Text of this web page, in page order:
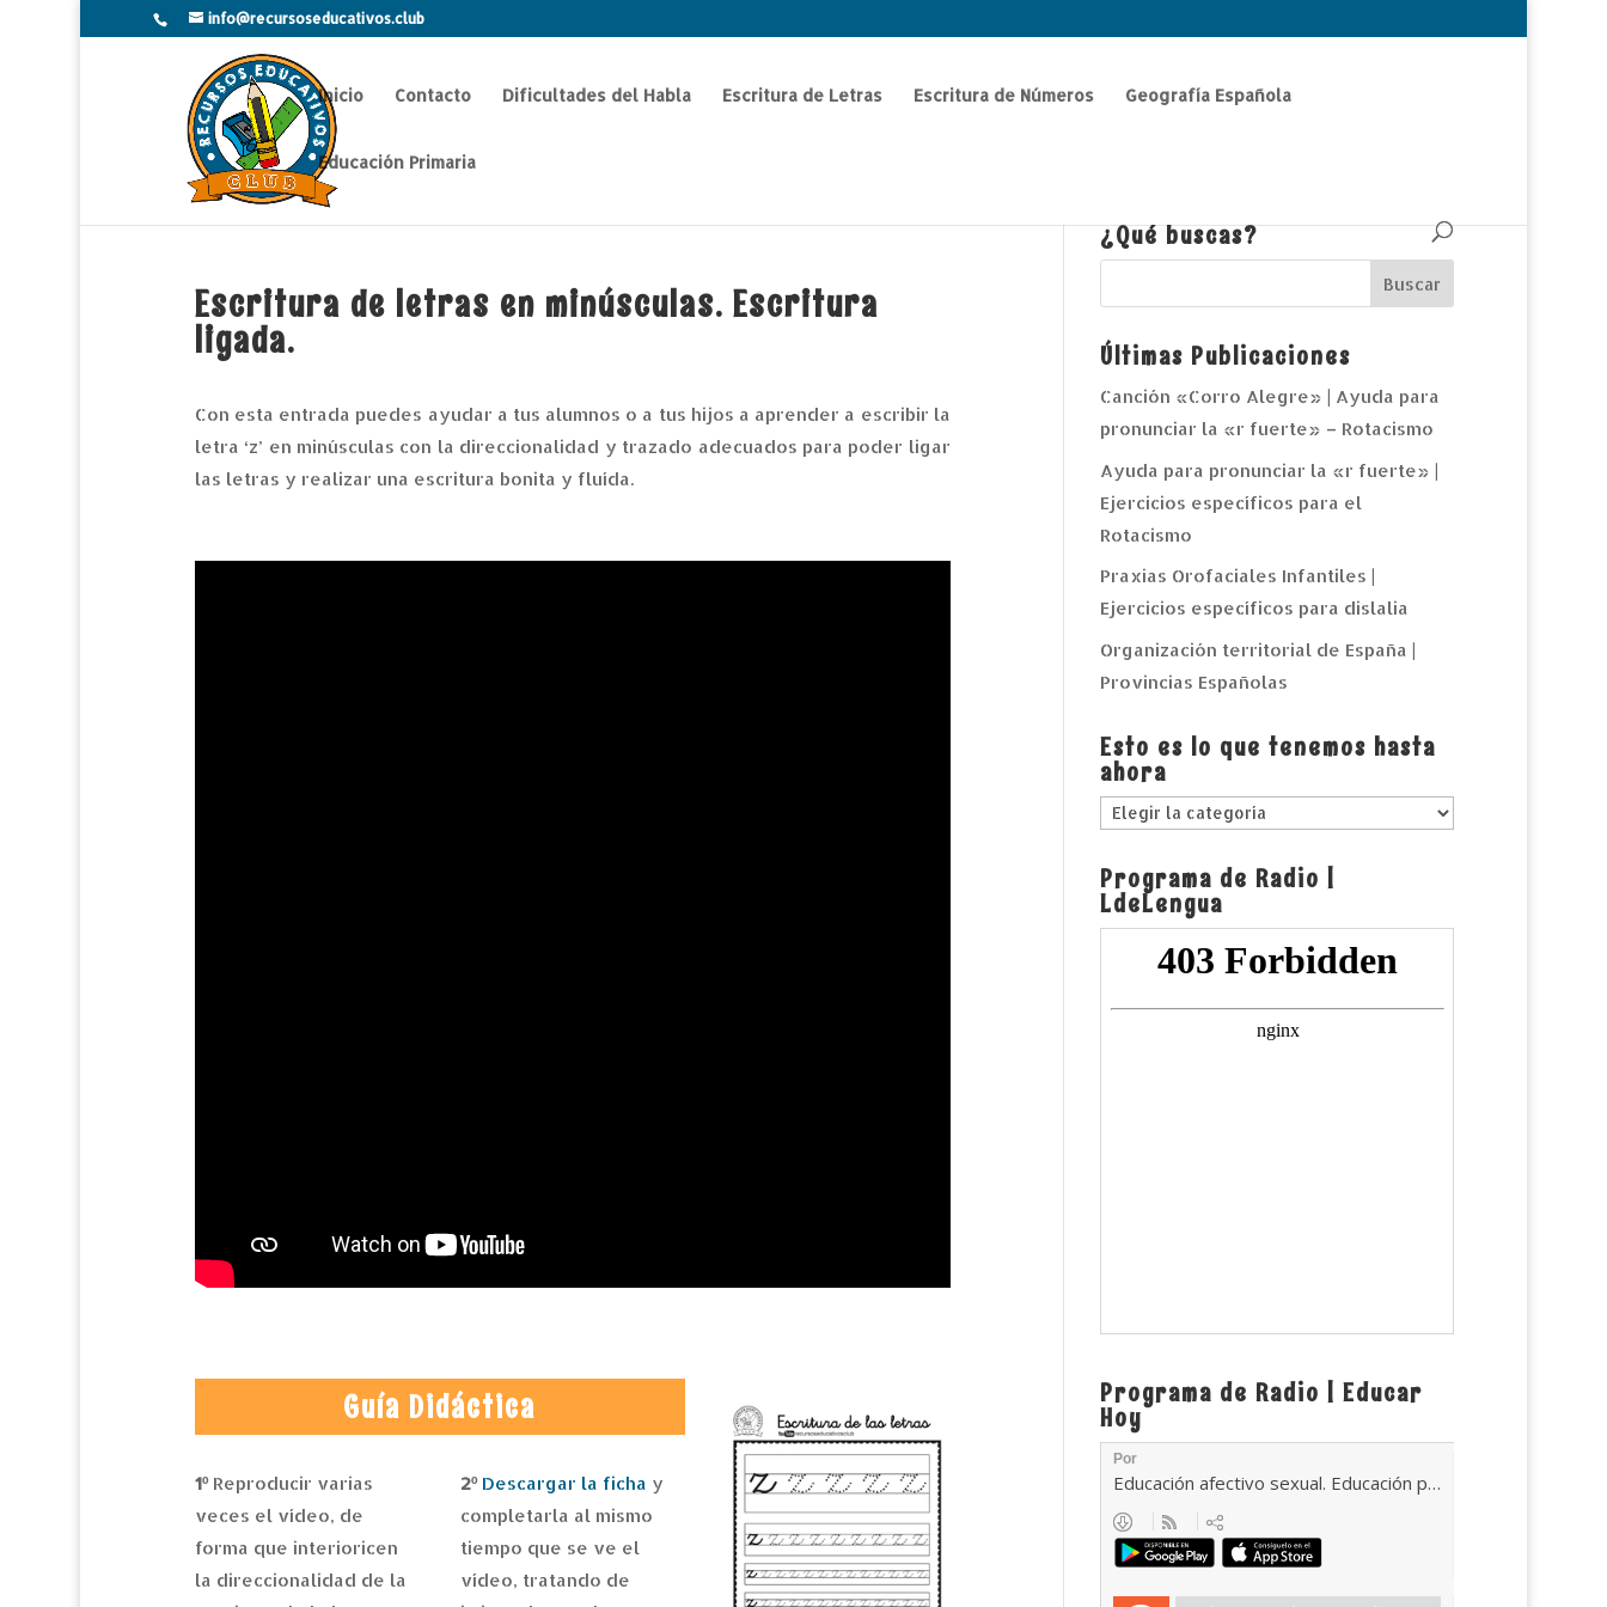
info@recursoseducativos.club
Inicio Contacto Dificultades del Habla Escritura de Letras Escritura de Números Geografía Española
Educación Primaria
Escritura de letras en minúsculas. Escritura
ligada.
Con esta entrada puedes ayudar a tus alumnos o a tus hijos a aprender a escribir la
letra ‘z’ en minúsculas con la direccionalidad y trazado adecuados para poder ligar
las letras y realizar una escritura bonita y fluída.
Guía Didáctica
1ºReproducir varias
veces el vídeo, de
forma que interioricen
la direccionalidad de la
2º Descargar la ficha y
completarla al mismo
tiempo que se ve el
vídeo, tratando de
¿Qué buscas?
Últimas Publicaciones
Canción «Corro Alegre» | Ayuda para
pronunciar la «r fuerte» – Rotacismo
Ayuda para pronunciar la «r fuerte» |
Ejercicios específicos para el
Rotacismo
Praxias Orofaciales Infantiles |
Ejercicios específicos para dislalia
Organización territorial de España |
Provincias Españolas
Esto es lo que tenemos hasta
ahora
Esto
lo
que
ahora
Programa de Radio |
LdeLengua
Programa de Radio | Educar
Hoy